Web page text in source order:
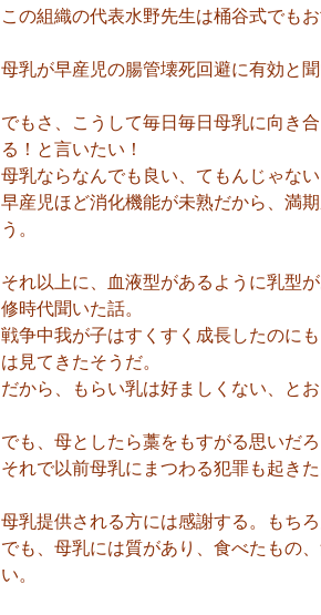
この組織の代表水野先生は桶谷式でも
母乳が早産児の腸管壊死回避に有効と聞
でもさ、こうして毎日毎日母乳に向き
る！と言いたい！
母乳ならなんでも良い、てもんじゃない
早産児ほど消化機能が未熟だから、満
う。
それ以上に、血液型があるように乳型
修時代聞いた話。
戦争中我が子はすくすく成長したのに
は見てきたそうだ。
だから、もらい乳は好ましくない、と
でも、母としたら藁をもすがる思いだろ
それで以前母乳にまつわる犯罪も起きた
母乳提供される方には感謝する。もちろ
でも、母乳には質があり、食べたもの
い。